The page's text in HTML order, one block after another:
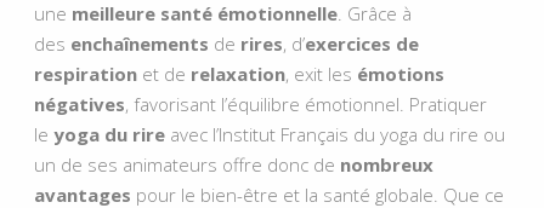
une meilleure santé émotionnelle. Grâce à
des enchaînements de rires, d’exercices de
respirationet de relaxation, exit les émotions
négatives, favorisant l’équilibre émotionnel. Pratiquer
le yoga du rireavecl’Institut Français du yoga du rire ou
un de ses animateurs offre donc de nombreux
avantages pour le bien-être et la santé globale. Que ce